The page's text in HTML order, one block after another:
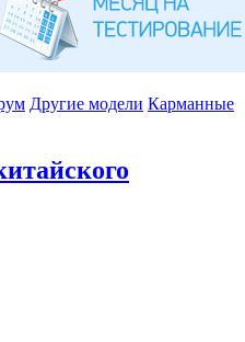
Другие модели Карманные